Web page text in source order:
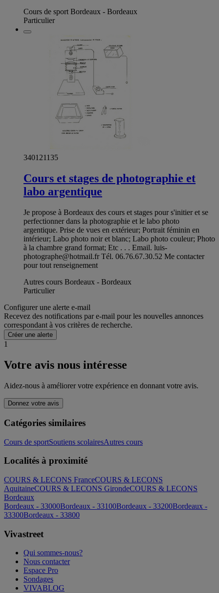
Cours de sport Bordeaux - Bordeaux
Particulier
340121135
Cours et stages de photographie et
labo argentique
Je propose à Bordeaux des cours et stages pour s'initier et se
perfectionner dans la photographie et le labo photo
argentique. Prise de vues en extérieur; Portrait féminin en
intérieur; Labo photo noir et blanc; Labo photo couleur; Photo
à la chambre grand format; Etc . . . Email. luis-
photographe@hotmail.frTél. 06.76.67.30.52 Me contacter
pour tout renseignement
Autres cours Bordeaux - Bordeaux
Particulier
Configurer une alerte e-mail
Recevez des notifications par e-mail pour les nouvelles annonces
correspondant à vos critères de recherche.
Créer une alerte
1
Votre avis nous intéresse
Aidez-nous à améliorer votre expérience en donnant votre avis.
Donnez votre avis
Catégories similaires
Cours de sportSoutiens scolairesAutres cours
Localités à proximité
COURS & LECONS FranceCOURS & LECONS
AquitaineCOURS & LECONS GirondeCOURS & LECONS
Bordeaux
Bordeaux - 33000Bordeaux - 33100Bordeaux - 33200Bordeaux -
33300Bordeaux - 33800
Vivastreet
Qui sommes-nous?
Nous contacter
Espace Pro
Sondages
VIVABLOG